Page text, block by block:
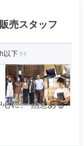
売スタッフ
以下
心に、 熱意ある